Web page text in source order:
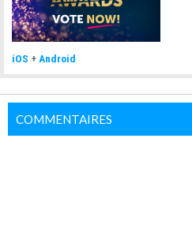
iOS + Android
COMMENTAIRES